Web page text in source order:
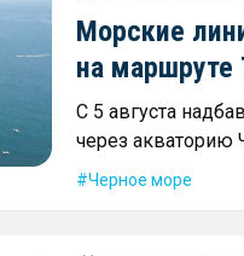
Морские
на маршруте
С 5 августа
через акваторию
Черное море